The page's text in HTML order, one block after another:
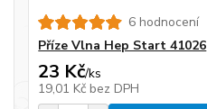
6 hodnocení
Příze Vlna Hep Start 41026
23 Kč/ks
19,01 Kč bez DPH